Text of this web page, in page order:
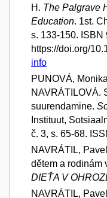
H. The Palgrave
Education. 1st.
s. 133-150. ISBN
https://doi.org/
info
PUNOVÁ,
NAVRÁTILOVÁ.
suurendamine.
Instituut,
č. 3, s. 65-68.
NAVRÁTIL,
dětem a rodinám
DIEŤA V
NAVRÁTIL,